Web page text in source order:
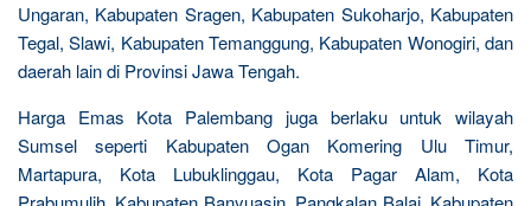
Ungaran, Kabupaten Sragen, Kabupaten Sukoharjo, Kabupaten
Tegal, Slawi, Kabupaten Temanggung, Kabupaten Wonogiri, dan
daerah lain di Provinsi Jawa Tengah.
Harga Emas Kota Palembang juga berlaku untuk wilayah
Sumsel seperti Kabupaten Ogan Komering Ulu Timur,
Martapura, Kota Lubuklinggau, Kota Pagar Alam, Kota